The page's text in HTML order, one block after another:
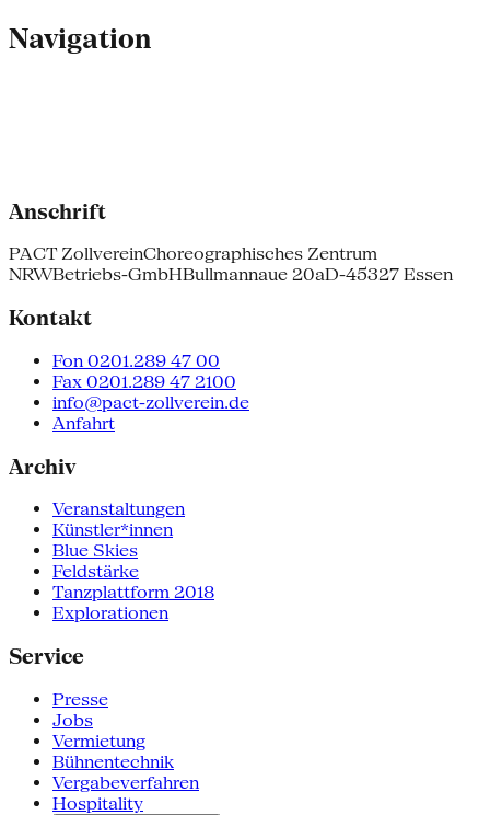
Navigation
Anschrift
PACT ZollvereinChoreographisches Zentrum
NRWBetriebs-GmbHBullmannaue 20aD-45327 Essen
Kontakt
Fon 0201.289 47 00
Fax 0201.289 47 2100
info@pact-zollverein.de
Anfahrt
Archiv
Veranstaltungen
Künstler*innen
Blue Skies
Feldstärke
Tanzplattform 2018
Explorationen
Service
Presse
Jobs
Vermietung
Bühnentechnik
Vergabeverfahren
Hospitality